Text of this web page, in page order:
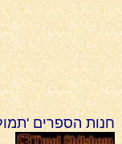
חנות הספרים